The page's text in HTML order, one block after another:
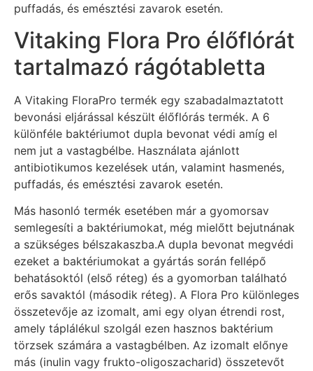
puffadás, és emésztési zavarok esetén.
Vitaking Flora Pro élőflórát
tartalmazó rágótabletta
A Vitaking FloraPro termék egy szabadalmaztatott
bevonási eljárással készült élőflórás termék. A 6
különféle baktériumot dupla bevonat védi amíg el
nem jut a vastagbélbe. Használata ajánlott
antibiotikumos kezelések után, valamint hasmenés,
puffadás, és emésztési zavarok esetén.
Más hasonló termék esetében már a gyomorsav
semlegesíti a baktériumokat, még mielőtt bejutnának
a szükséges bélszakaszba.A dupla bevonat megvédi
ezeket a baktériumokat a gyártás során fellépő
behatásoktól (első réteg) és a gyomorban található
erős savaktól (második réteg). A Flora Pro különleges
összetevője az izomalt, ami egy olyan étrendi rost,
amely táplálékul szolgál ezen hasznos baktérium
törzsek számára a vastagbélben. Az izomalt előnye
más (inulin vagy frukto-oligoszacharid) összetevőt